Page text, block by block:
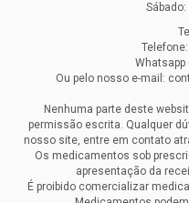
Whatsapp
Ou pelo nosso e-mail:
Nenhuma parte deste
permissão escrita. Qualquer
nosso site, entre em contato
Os medicamentos sob
apresentação da
É proibido comercializar